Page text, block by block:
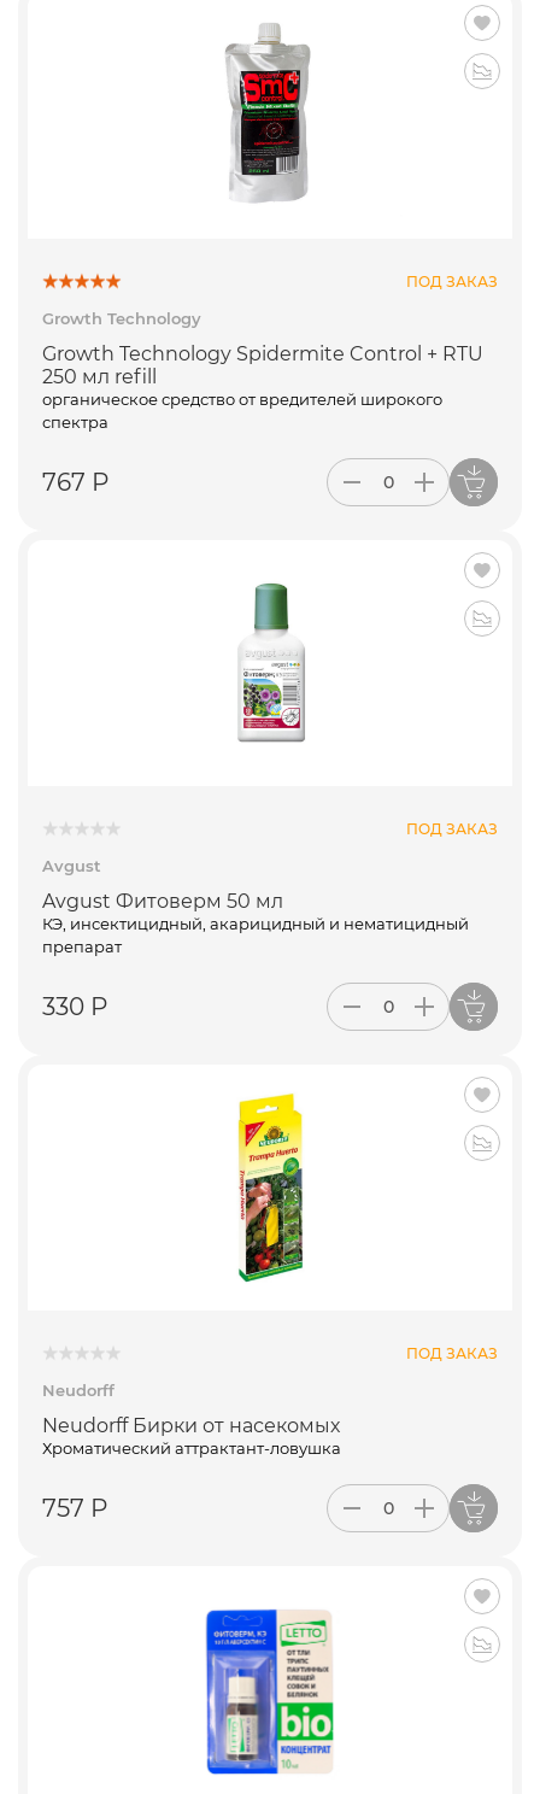
ПОД ЗАКАЗ
Growth Technology
Growth Technology Spidermite Control + RTU
250 мл refill
органическое средство от вредителей широкого
спектра
767 Р
ПОД ЗАКАЗ
Avgust
Avgust Фитоверм 50 мл
КЭ, инсектицидный, акарицидный и нематицидный
препарат
330 Р
ПОД ЗАКАЗ
Neudorff
Neudorff Бирки от насекомых
Хроматический аттрактант-ловушка
757 Р